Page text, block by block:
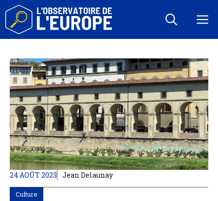
Aller
contenu
24 AOÛT 2023 Jean Delaunay
Culture